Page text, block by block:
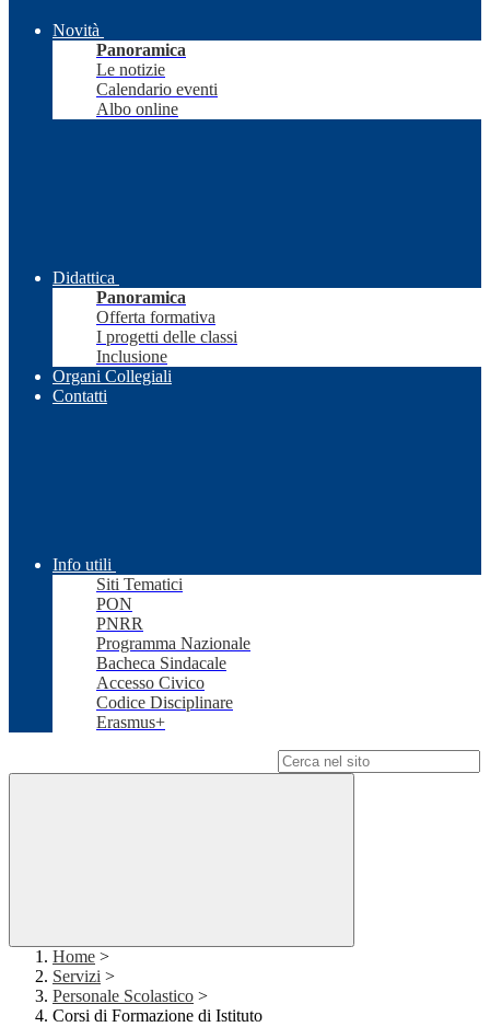
Novità
Panoramica
Le notizie
Calendario eventi
Albo online
Didattica
Panoramica
Offerta formativa
I progetti delle classi
Inclusione
Organi Collegiali
Contatti
Info utili
Siti Tematici
PON
PNRR
Programma Nazionale
Bacheca Sindacale
Accesso Civico
Codice Disciplinare
Erasmus+
Home >
Servizi >
Personale Scolastico >
Corsi di Formazione di Istituto